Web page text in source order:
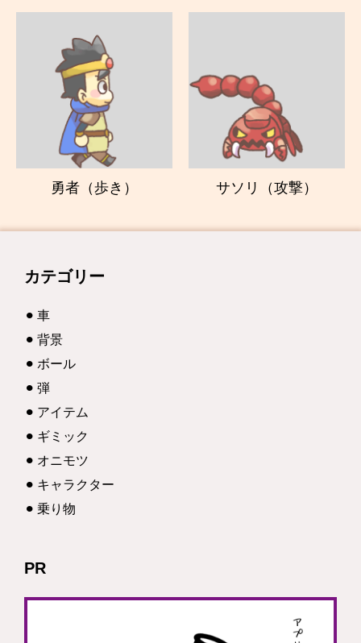
勇者（歩き） サソリ（攻撃）
カテゴリー
車
背景
ボール
弾
アイテム
ギミック
オニモツ
キャラクター
乗り物
PR